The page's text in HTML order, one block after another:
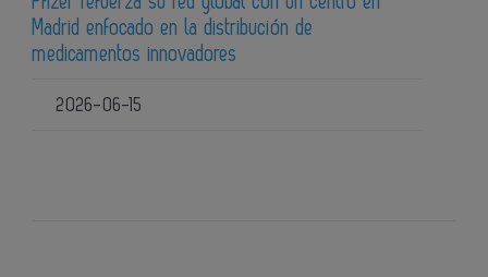
Madrid enfocado en la distribución de
medicamentos innovadores
2026-06-15